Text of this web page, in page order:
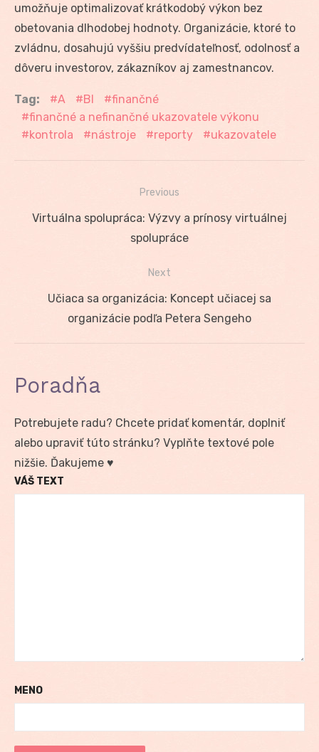
umožňuje optimalizovať krátkodobý výkon bez
obetovania dlhodobej hodnoty. Organizácie, ktoré to
zvládnu, dosahujú vyššiu predvídateľnosť, odolnosť a
dôveru investorov, zákazníkov aj zamestnancov.
Tag: A BI
finančné
finančné a nefinančné ukazovatele výkonu
kontrola
nástroje reporty ukazovatele
Navigácia
Previous
Previous
Virtuálna spolupráca: Výzvy a prínosy virtuálnej
spolupráce
Next
Učiaca sa organizácia: Koncept učiacej sa
organizácie podľa Petera Sengeho
Poradňa
Potrebujete radu? Chcete pridať komentár, doplniť
alebo upraviť túto stránku? Vyplňte textové pole
nižšie. Ďakujeme ♥
VÁŠ TEXT
MENO